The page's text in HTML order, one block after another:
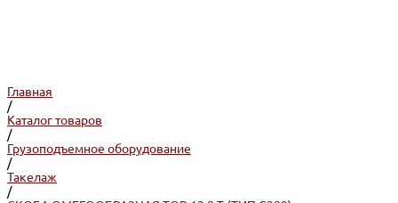
Главная
/
Каталог товаров
/
Грузоподъемное оборудование
/
Такелаж
/